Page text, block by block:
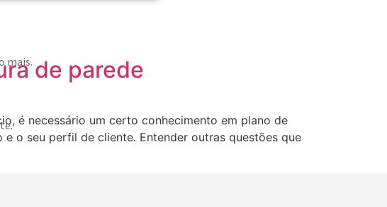
mais. de parede
é necessário um certo conhecimento em plano de
o seu perfil de cliente. Entender outras questões que